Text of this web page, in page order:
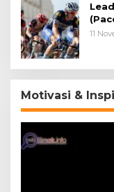
11
Motivasi &